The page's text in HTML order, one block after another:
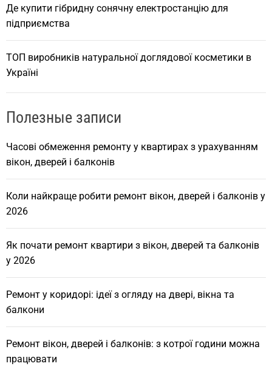
Де купити гібридну сонячну електростанцію для
підприємства
ТОП виробників натуральної доглядової косметики в
Україні
Полезные записи
Часові обмеження ремонту у квартирах з урахуванням
вікон, дверей і балконів
Коли найкраще робити ремонт вікон, дверей і балконів у
2026
Як почати ремонт квартири з вікон, дверей та балконів
у 2026
Ремонт у коридорі: ідеї з огляду на двері, вікна та
балкони
Ремонт вікон, дверей і балконів: з котрої години можна
працювати